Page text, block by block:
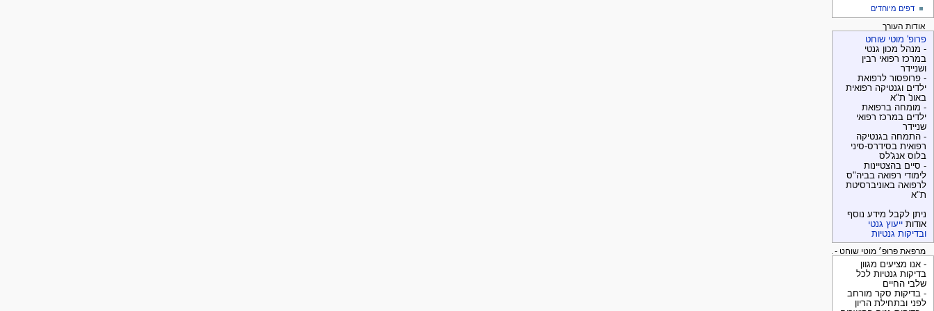
דפים מיוחדים
אודות העורך
פרופ' מוטי שוחט
- מנהל מכון גנטי
במרכז רפואי רבין
ושניידר
- פרופסור לרפואת
ילדים וגנטיקה רפואית
באונ' ת"א
- מומחה ברפואת
ילדים במרכז רפואי
שניידר
- התמחה בגנטיקה
רפואית בסידרס-סיני
בלוס אנג'לס
- סיים בהצטיינות
לימודי רפואה בביה"ס
לרפואה באוניברסיטת
ת"א
ניתן לקבל מידע נוסף
אודות ייעוץ גנטי
ובדיקות גנטיות
מרפאת פרופ׳ מוטי שוחט - בדיקות גנטיות
- אנו מציעים מגוון
בדיקות גנטיות לכל
שלבי החיים
- בדיקות סקר מורחב
לפני ובתחילת הריון